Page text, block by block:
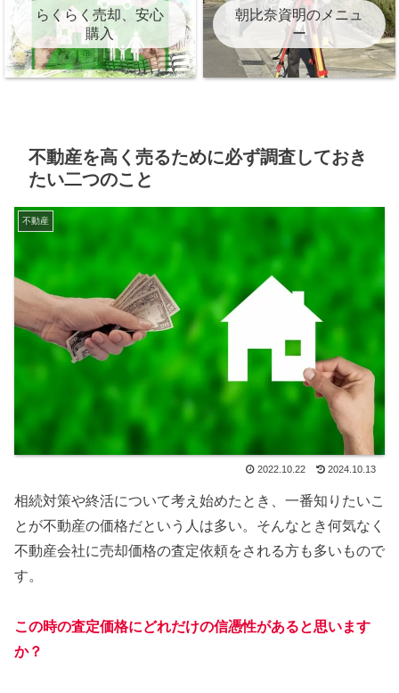
らくらく売却、安心
購入
朝比奈資明のメニュ
ー
不動産を高く売るために必ず調査しておき
たい二つのこと
不動産
2022.10.22 2024.10.13
相続対策や終活について考え始めたとき、一番知りたいこ
とが不動産の価格だという人は多い。そんなとき何気なく
不動産会社に売却価格の査定依頼をされる方も多いもので
す。
この時の査定価格にどれだけの信憑性があると思います
か？